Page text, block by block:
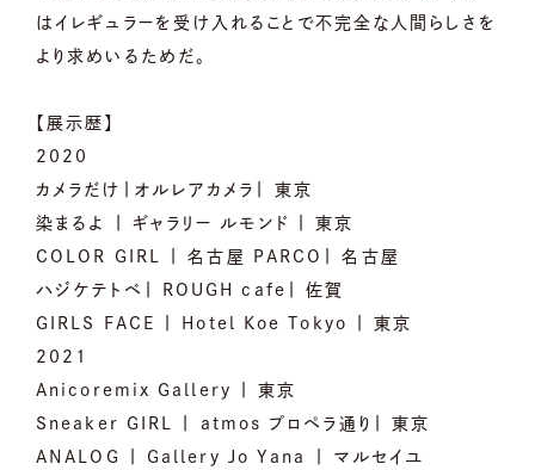
はイレギュラーを受け入れることで不完全な人間らしさを
より求めいるためだ。
【展示歴】
2020
カメラだけ|オルレアカメラ| 東京
染まるよ | ギャラリー ルモンド | 東京
COLOR GIRL | 名古屋 PARCO| 名古屋
ハジケテトベ| ROUGH cafe| 佐賀
GIRLS FACE | Hotel Koe Tokyo | 東京
2021
Anicoremix Gallery | 東京
Sneaker GIRL | atmos プロペラ通り| 東京
ANALOG | Gallery Jo Yana | マルセイユ